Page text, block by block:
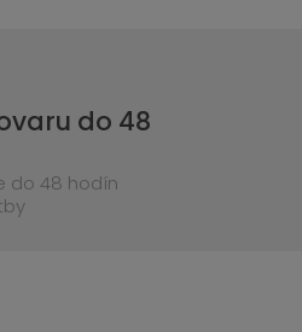
do 48
do 48 hodín